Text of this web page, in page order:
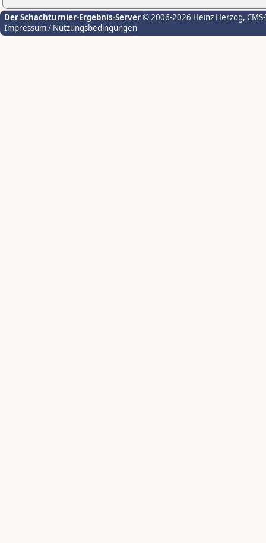
Der Schachturnier-Ergebnis-Server© 2006-2026 Heinz Herzog,
Impressum / Nutzungsbedingungen